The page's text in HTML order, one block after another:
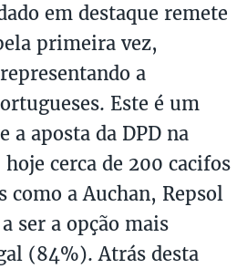
em destaque remete
primeira vez,
a
Este é um
a aposta da DPD na
cerca de 200 cacifos
a Auchan, Repsol
ser a opção mais
(84%). Atrás desta